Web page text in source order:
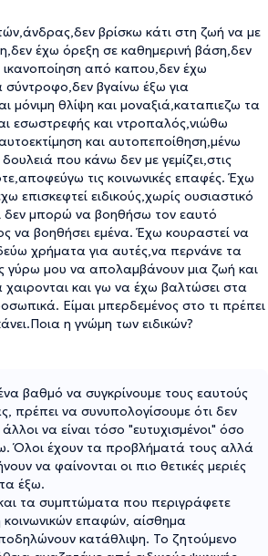
βρίσκω κάτι στη ζωή να με
έχω όρεξη σε καθημερινή βάση,δεν
από καπου,δεν έχω
βγαίνω έξω για
μόνιμη θλίψη και μοναξιά,καταπιεζω τα
εσωστρεφής και ντροπαλός,νιώθω
και αυτοπεποίθηση,μένω
που κάνω δεν με γεμίζει,στις
τις κοινωνικές επαφές. Έχω
επισκεφτεί ειδικούς,χωρίς ουσιαστικό
δεν μπορώ να βοηθήσω τον εαυτό
να βοηθήσει εμένα. Έχω κουραστεί να
χρήματα για αυτές,να περνάνε τα
γύρω μου να απολαμβάνουν μια ζωή και
χαιρονται και γω να έχω βαλτώσει στα
Είμαι μπερδεμένος στο τι πρέπει
η γνώμη των ειδικών?
βαθμό να συγκρίνουμε τους εαυτούς
πρέπει να συνυπολογίσουμε ότι δεν
να είναι τόσο "ευτυχισμένοι" όσο
Όλοι έχουν τα προβλήματά τους αλλά
να φαίνονται οι πιο θετικές μεριές
έξω.
τα συμπτώματα που περιγράφετε
επαφών, αίσθημα
κατάθλιψη. Το ζητούμενο